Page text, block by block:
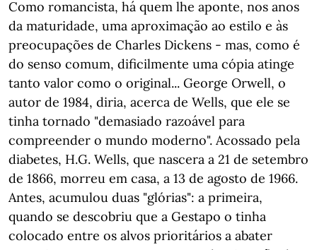
Como romancista, há quem lhe aponte, nos anos
da maturidade, uma aproximação ao estilo e às
preocupações de Charles Dickens - mas, como é
do senso comum, dificilmente uma cópia atinge
tanto valor como o original... George Orwell, o
autor de 1984, diria, acerca de Wells, que ele se
tinha tornado "demasiado razoável para
compreender o mundo moderno". Acossado pela
diabetes, H.G. Wells, que nascera a 21 de setembro
de 1866, morreu em casa, a 13 de agosto de 1966.
Antes, acumulou duas "glórias": a primeira,
quando se descobriu que a Gestapo o tinha
colocado entre os alvos prioritários a abater